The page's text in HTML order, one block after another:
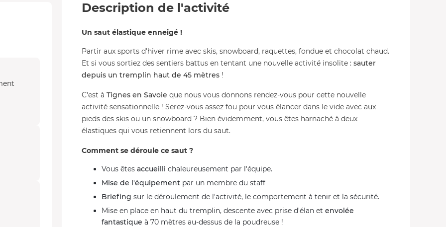
Description de l'activité
Un saut élastique enneigé !
Partir aux sports d'hiver rime avec skis, snowboard, raquettes, fondue et chocolat chaud.
Et si vous sortiez des sentiers battus en tentant une nouvelle activité insolite : sauter
depuis un tremplin haut de 45 mètres !
C'est à Tignes en Savoie que nous vous donnons rendez-vous pour cette nouvelle
activité sensationnelle ! Serez-vous assez fou pour vous élancer dans le vide avec aux
pieds des skis ou un snowboard ? Bien évidemment, vous êtes harnaché à deux
élastiques qui vous retiennent lors du saut.
Comment se déroule ce saut ?
Vous êtes accueilli chaleureusement par l'équipe.
Mise de l'équipement par un membre du staff
Briefing sur le déroulement de l'activité, le comportement à tenir et la sécurité.
Mise en place en haut du tremplin, descente avec prise d'élan et envolée
fantastique à 70 mètres au-dessus de la poudreuse !